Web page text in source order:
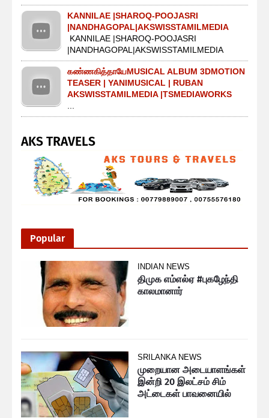
KANNILAE |SHAROQ-POOJASRI
|NANDHAGOPAL|AKSWISSTAMILMEDIA
KANNILAE |SHAROQ-POOJASRI
|NANDHAGOPAL|AKSWISSTAMILMEDIA
கண்ணகித்தாயேMUSICAL ALBUM 3DMOTION
TEASER | YANIMUSICAL | RUBAN
AKSWISSTAMILMEDIA |TSMEDIAWORKS
...
AKS TRAVELS
Popular
INDIAN NEWS
திமுக எம்எல்ஏ #புகழேந்தி
காலமானார்
SRILANKA NEWS
முறையான அடையாளங்கள்
இன்றி 20 இலட்சம் சிம்
அட்டைகள் பாவனையில்